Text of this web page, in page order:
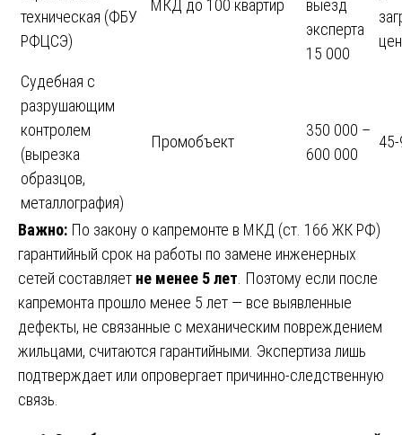
техническая (ФБУ
РФЦСЭ)
МКД до 100 квартир
выезд
эксперта
15 000
Судебная с
разрушающим
контролем
(вырезка
образцов,
металлография)
Промобъект
350 000 –
600 000
Важно: По закону о капремонте в МКД (ст. 166 ЖК РФ)
гарантийный срок на работы по замене инженерных
сетей составляет не менее 5 лет . Поэтому если после
капремонта прошло менее 5 лет — все выявленные
дефекты, не связанные с механическим повреждением
жильцами, считаются гарантийными. Экспертиза лишь
подтверждает или опровергает причинно-следственную
связь.